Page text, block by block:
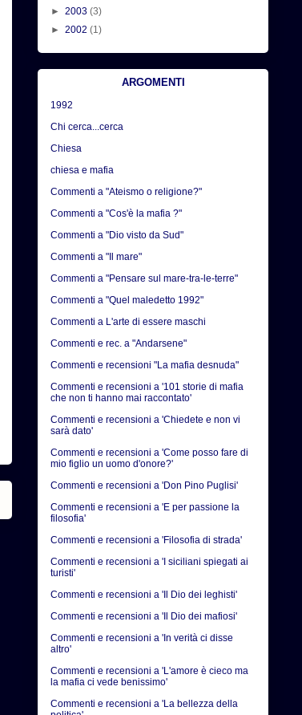
► 2003 (3)
► 2002 (1)
ARGOMENTI
1992
Chi cerca...cerca
Chiesa
chiesa e mafia
Commenti a "Ateismo o religione?"
Commenti a "Cos'è la mafia ?"
Commenti a "Dio visto da Sud"
Commenti a "Il mare"
Commenti a "Pensare sul mare-tra-le-terre"
Commenti a "Quel maledetto 1992"
Commenti a L'arte di essere maschi
Commenti e rec. a "Andarsene"
Commenti e recensioni "La mafia desnuda"
Commenti e recensioni a '101 storie di mafia
che non ti hanno mai raccontato'
Commenti e recensioni a 'Chiedete e non vi
sarà dato'
Commenti e recensioni a 'Come posso fare di
mio figlio un uomo d'onore?'
Commenti e recensioni a 'Don Pino Puglisi'
Commenti e recensioni a 'E per passione la
filosofia'
Commenti e recensioni a 'Filosofia di strada'
Commenti e recensioni a 'I siciliani spiegati ai
turisti'
Commenti e recensioni a 'Il Dio dei leghisti'
Commenti e recensioni a 'Il Dio dei mafiosi'
Commenti e recensioni a 'In verità ci disse
altro'
Commenti e recensioni a 'L'amore è cieco ma
la mafia ci vede benissimo'
Commenti e recensioni a 'La bellezza della